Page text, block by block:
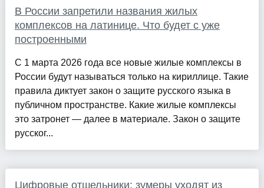
В России запретили названия жилых
комплексов на латинице. Что будет с уже
построенными
С 1 марта 2026 года все новые жилые комплексы в
России будут называться только на кириллице. Такие
правила диктует закон о защите русского языка в
публичном пространстве. Какие жилые комплексы
это затронет — далее в материале. Закон о защите
русског...
Цифровые отшельники: зумеры уходят из